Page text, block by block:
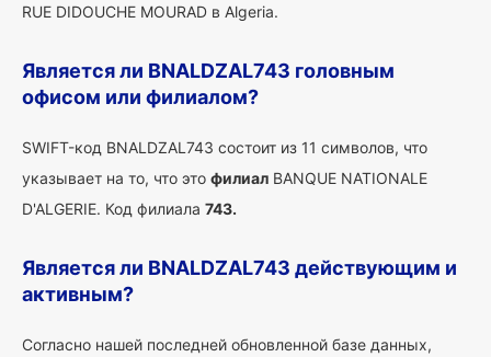
RUE DIDOUCHE MOURAD в Algeria.
Является ли BNALDZAL743 головным
офисом или филиалом?
SWIFT-код BNALDZAL743 состоит из 11 символов, что
указывает на то, что это филиал BANQUE NATIONALE
D'ALGERIE. Код филиала 743.
Является ли BNALDZAL743 действующим и
активным?
Согласно нашей последней обновленной базе данных,